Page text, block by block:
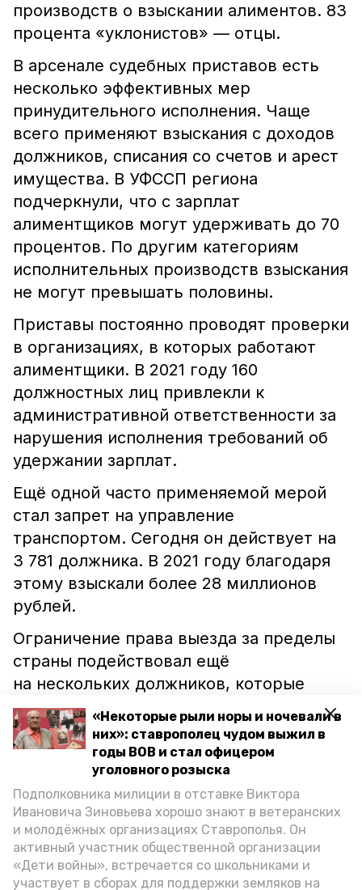
«Некоторые рыли норы и ночевали в
них»: ставрополец чудом выжил в
годы ВОВ и стал офицером
уголовного розыска
Подполковника милиции в отставке Виктора
Ивановича Зиновьева хорошо знают в ветеранских
и молодёжных организациях Ставрополья. Он
активный участник общественной организации
«Дети войны», встречается со школьниками и
участвует в сборах для поддержки земляков на
производств о взыскании алиментов. 83
процента «уклонистов» — отцы.
В арсенале судебных приставов есть
несколько эффективных мер
принудительного исполнения. Чаще
всего применяют взыскания с доходов
должников, списания со счетов и арест
имущества. В УФССП региона
подчеркнули, что с зарплат
алиментщиков могут удерживать до 70
процентов. По другим категориям
исполнительных производств взыскания
не могут превышать половины.
Приставы постоянно проводят проверки
в организациях, в которых работают
алиментщики. В 2021 году 160
должностных лиц привлекли к
административной ответственности за
нарушения исполнения требований об
удержании зарплат.
Ещё одной часто применяемой мерой
стал запрет на управление
транспортом. Сегодня он действует на
3 781 должника. В 2021 году благодаря
этому взыскали более 28 миллионов
рублей.
Ограничение права выезда за пределы
страны подействовал ещё
на нескольких должников, которые
в 2021 году выплатили почти 3,5
миллиона рублей. Сейчас под запретом
выезда за границу остаются 6 011
неплательщиков.
В некоторых случаях «уклонистов» ждут
административная или уголовная
ответственность. В 2021 году к ним
привлекли 1 386 и 542 должника